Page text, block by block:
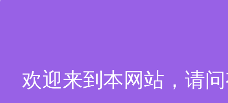
欢迎来到本网站，请